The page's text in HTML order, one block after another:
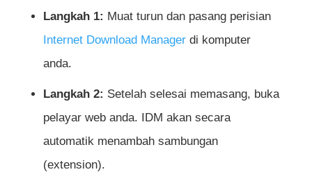
Langkah 1: Muat turun dan pasang perisian
Internet Download Managerdi komputer
anda.
Langkah 2: Setelah selesai memasang, buka
pelayar web anda. IDM akan secara
automatik menambah sambungan
(extension).